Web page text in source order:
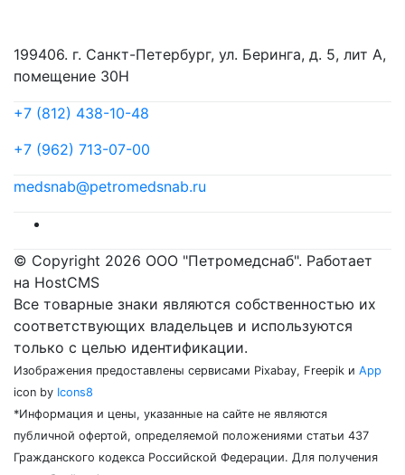
199406. г. Санкт-Петербург, ул. Беринга, д. 5, лит А,
помещение 30Н
+7 (812) 438-10-48
+7 (962) 713-07-00
medsnab@petromedsnab.ru
© Copyright 2026 ООО "Петромедснаб". Работает
на HostCMS
Все товарные знаки являются собственностью их
соответствующих владельцев и используются
только с целью идентификации.
Изображения предоставлены сервисами Pixabay, Freepik и App
icon by Icons8
*Информация и цены, указанные на сайте не являются
публичной офертой, определяемой положениями статьи 437
Гражданского кодекса Российской Федерации. Для получения